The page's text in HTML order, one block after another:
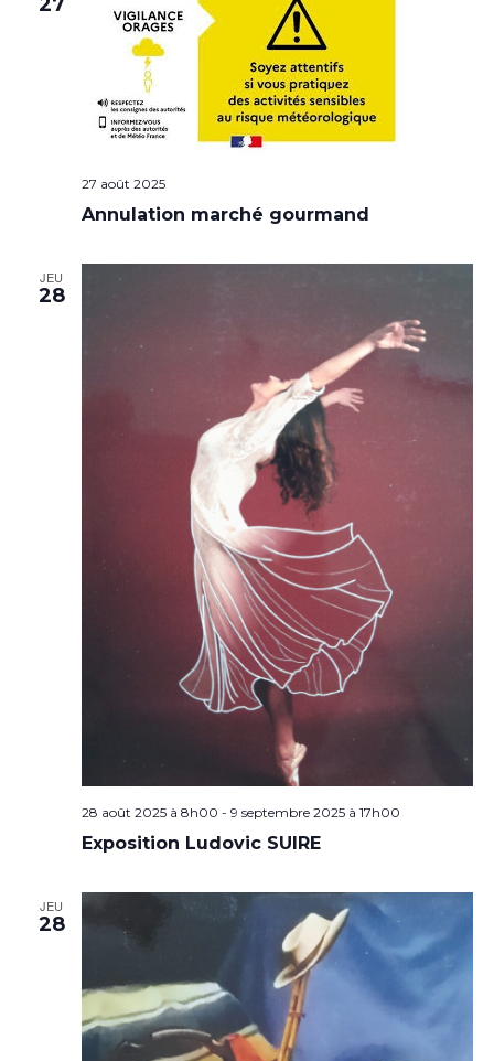
27 août 2025
Annulation marché gourmand
JEU
28
28 août 2025 à 8h00 - 9 septembre 2025 à 17h00
Exposition Ludovic SUIRE
JEU
28